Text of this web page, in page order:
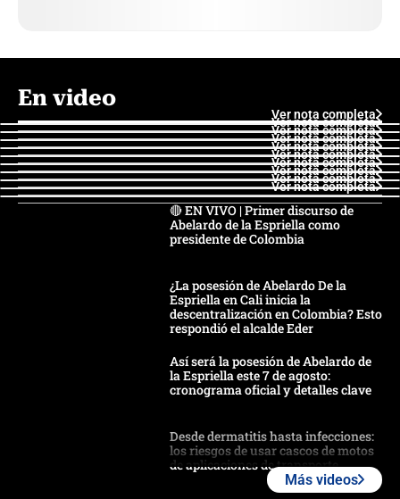
En video
Ver nota completa
Ver nota completa
Ver nota completa
Ver nota completa
Ver nota completa
Ver nota completa
Ver nota completa
Ver nota completa
Ver nota completa
Ver nota completa
🔴 EN VIVO | Primer discurso de
Abelardo de la Espriella como
presidente de Colombia
¿La posesión de Abelardo De la
Espriella en Cali inicia la
descentralización en Colombia? Esto
respondió el alcalde Eder
Así será la posesión de Abelardo de
la Espriella este 7 de agosto:
cronograma oficial y detalles clave
Desde dermatitis hasta infecciones:
los riesgos de usar cascos de motos
de aplicaciones de transporte
Más videos